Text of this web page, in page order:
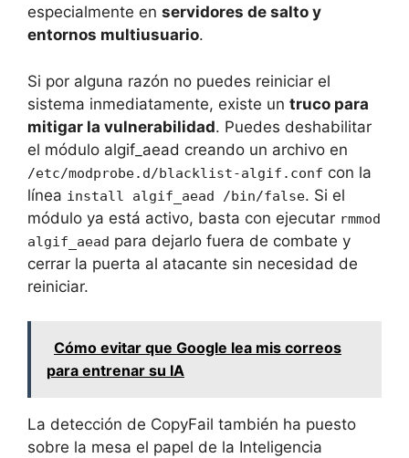
especialmente en servidores de salto y
entornos multiusuario.
Si por alguna razón no puedes reiniciar el
sistema inmediatamente, existe un truco para
mitigar la vulnerabilidad. Puedes deshabilitar
el módulo algif_aead creando un archivo en
/etc/modprobe.d/blacklist-algif.conf con la
línea install algif_aead /bin/false. Si el
módulo ya está activo, basta con ejecutar rmmod
algif_aead para dejarlo fuera de combate y
cerrar la puerta al atacante sin necesidad de
reiniciar.
Cómo evitar que Google lea mis correos
para entrenar su IA
La detección de CopyFail también ha puesto
sobre la mesa el papel de la Inteligencia